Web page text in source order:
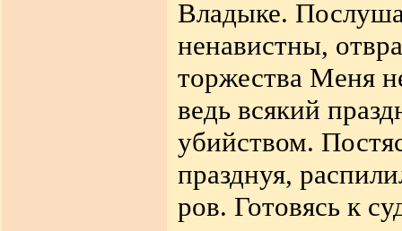
Владыке.
ненавистны,
торжества Меня
ведь всякий
убийством.
празднуя,
ров. Готовясь к